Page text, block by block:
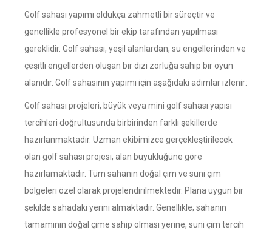
Golf sahası yapımı oldukça zahmetli bir süreçtir ve
genellikle profesyonel bir ekip tarafından yapılması
gereklidir. Golf sahası, yeşil alanlardan, su engellerinden ve
çeşitli engellerden oluşan bir dizi zorluğa sahip bir oyun
alanıdır. Golf sahasının yapımı için aşağıdaki adımlar izlenir:
Golf sahası projeleri, büyük veya mini golf sahası yapısı
tercihleri doğrultusunda birbirinden farklı şekillerde
hazırlanmaktadır. Uzman ekibimizce gerçekleştirilecek
olan golf sahası projesi, alan büyüklüğüne göre
hazırlamaktadır. Tüm sahanın doğal çim ve suni çim
bölgeleri özel olarak projelendirilmektedir. Plana uygun bir
şekilde sahadaki yerini almaktadır. Genellikle; sahanın
tamamının doğal çime sahip olması yerine, suni çim tercih